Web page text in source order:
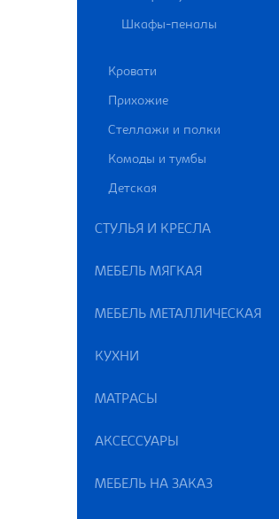
Шкафы-пеналы
Кровати
Прихожие
Стеллажи и полки
Комоды и тумбы
Детская
СТУЛЬЯ И КРЕСЛА
МЕБЕЛЬ МЯГКАЯ
МЕБЕЛЬ МЕТАЛЛИЧЕСКАЯ
КУХНИ
МАТРАСЫ
АКСЕССУАРЫ
МЕБЕЛЬ НА ЗАКАЗ